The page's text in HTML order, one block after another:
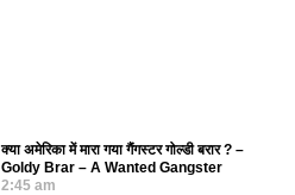
क्या अमेरिका में मारा गया गैंगस्टर गोल्डी बरार ? –
Goldy Brar – A Wanted Gangster
2:45 am